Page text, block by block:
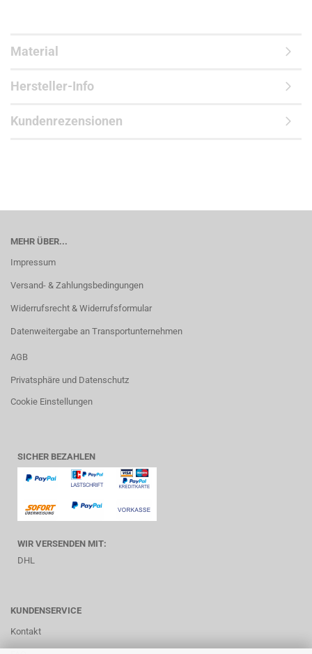
Material
Hersteller-Info
Kundenrezensionen
MEHR ÜBER...
Impressum
Versand- & Zahlungsbedingungen
Widerrufsrecht & Widerrufsformular
Datenweitergabe an Transportunternehmen
AGB
Privatsphäre und Datenschutz
Cookie Einstellungen
SICHER BEZAHLEN
WIR VERSENDEN MIT:
DHL
KUNDENSERVICE
Kontakt